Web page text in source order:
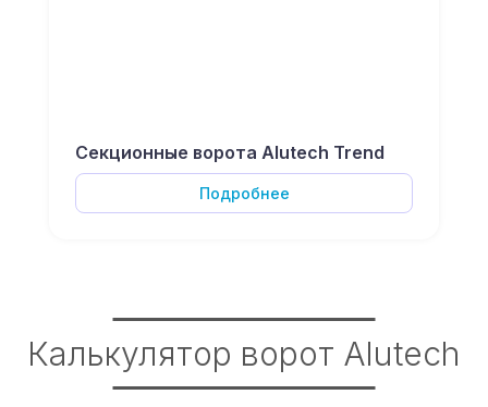
Секционные ворота Alutech Trend
Подробнее
Калькулятор ворот Alutech